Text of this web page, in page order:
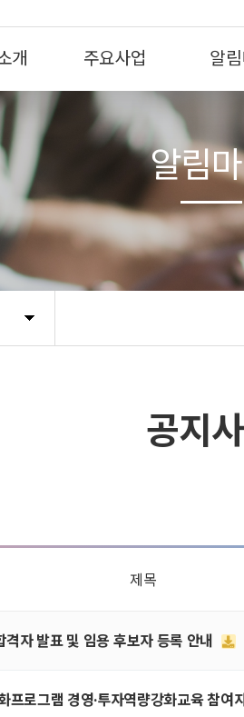
개 주요사업 알
알림
공지
제목
자 발표 및 임용 후보자 등록 안내
로그램 경영·투자역량강화교육 참여